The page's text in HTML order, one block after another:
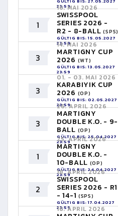
23:59
1
16. MAI 2026
SWISSPOOL
SERIES 2026 -
R2 - 8-BALL(SPS)
GÜLTIG BIS: 15.05.2027
23:59
3
14. MAI 2026
MARTIGNY CUP
2026 (WT)
GÜLTIG BIS: 13.05.2027
23:59
3
01. - 03. MAI 2026
KARABIYIK CUP
2026 (OP)
GÜLTIG BIS: 02.05.2027
23:59
3
26. APRIL 2026
MARTIGNY
DOUBLE K.O. - 9-
BALL (OP)
GÜLTIG BIS: 25.04.2027
23:59
1
25. APRIL 2026
MARTIGNY
DOUBLE K.O. -
10-BALL (OP)
GÜLTIG BIS: 24.04.2027
23:59
2
18. APRIL 2026
SWISSPOOL
SERIES 2026 - R1
- 14-1 (SPS)
GÜLTIG BIS: 17.04.2027
23:59
16. APRIL 2026